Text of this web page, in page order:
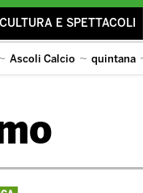
CULTURA E SPETTACOLI
Ascoli Calcio quintana